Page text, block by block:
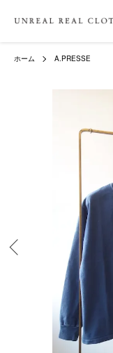
ホーム A.PRESSE